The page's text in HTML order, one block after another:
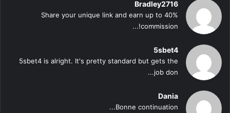
Bradley2716
Share your unique link and earn up to 40%
commission!...
5sbet4
5sbet4 is alright. It's pretty standard but gets the
job don...
Dania
Bonne continuation...